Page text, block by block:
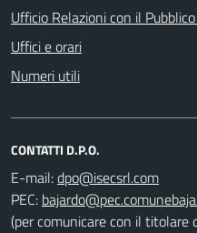
Ufficio Relazioni con il
Uffici e orari
Numeri utili
CONTATTI D.P.O.
E-mail:
PEC:
(per comunicare con il